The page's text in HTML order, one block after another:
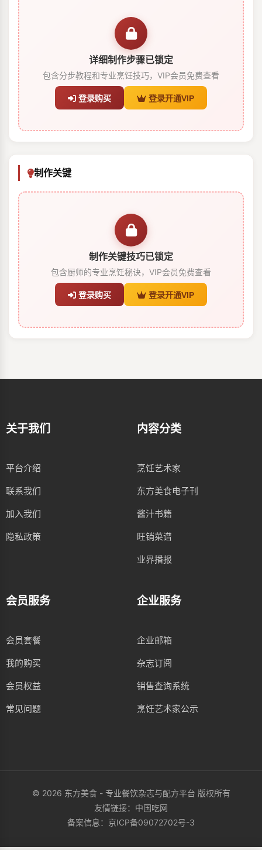
详细制作步骤已锁定
包含分步教程和专业烹饪技巧，VIP会员免费查看
登录购买 登录开通VIP
制作关键
制作关键技巧已锁定
包含厨师的专业烹饪秘诀，VIP会员免费查看
登录购买 登录开通VIP
关于我们
平台介绍
联系我们
加入我们
隐私政策
内容分类
烹饪艺术家
东方美食电子刊
酱汁书籍
旺销菜谱
业界播报
会员服务
会员套餐
我的购买
会员权益
常见问题
企业服务
企业邮箱
杂志订阅
销售查询系统
烹饪艺术家公示
© 2026 东方美食 - 专业餐饮杂志与配方平台 版权所有
友情链接： 中国吃网
备案信息： 京ICP备09072702号-3